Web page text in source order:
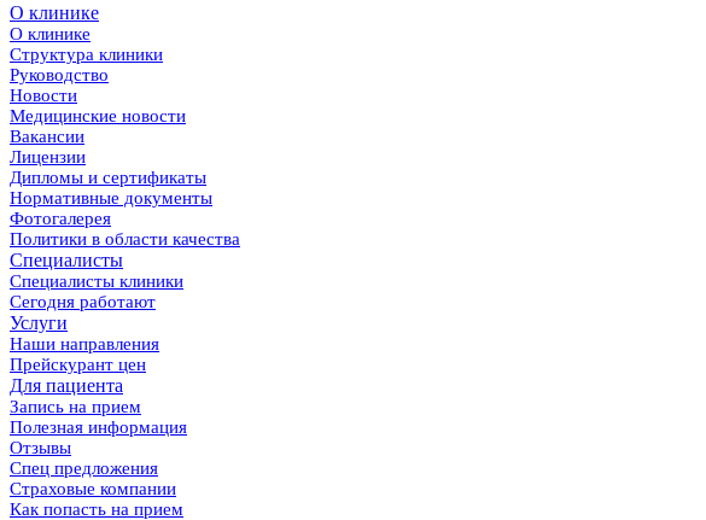
О клинике
О клинике
Структура клиники
Руководство
Новости
Медицинские новости
Вакансии
Лицензии
Дипломы и сертификаты
Нормативные документы
Фотогалерея
Политики в области качества
Специалисты
Специалисты клиники
Сегодня работают
Услуги
Наши направления
Прейскурант цен
Для пациента
Запись на прием
Полезная информация
Отзывы
Спец предложения
Страховые компании
Как попасть на прием